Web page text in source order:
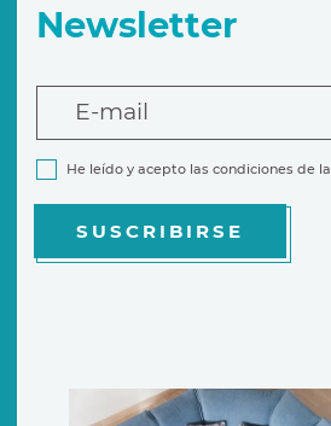
Newsletter
E-mail
He leído y acepto las condiciones de la
SUSCRIBIRSE